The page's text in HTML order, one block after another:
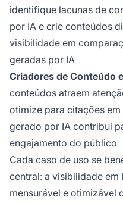
identifique lacunas de
por IA e crie conteúdos
visibilidade em
geradas por IA
Criadores de Conteúdo
conteúdos atraem
otimize para citações
gerado por IA contribui
engajamento do público
Cada caso de uso se
central: a visibilidade em
mensurável e otimizável